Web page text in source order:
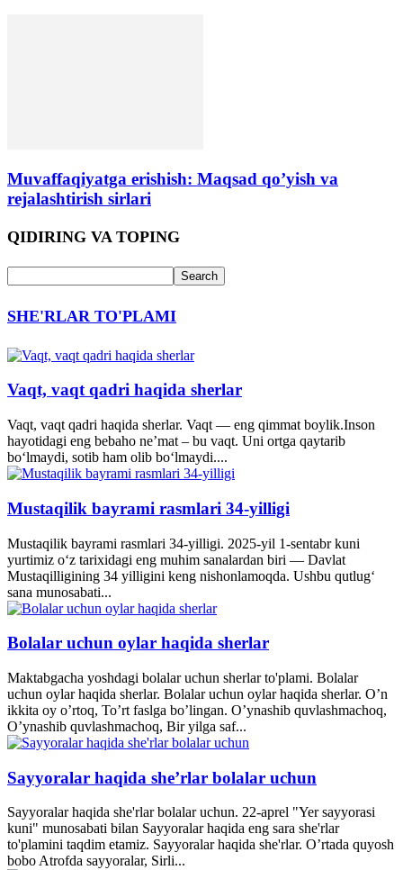
Muvaffaqiyatga erishish: Maqsad qo’yish va
rejalashtirish sirlari
QIDIRING VA TOPING
SHE'RLAR TO'PLAMI
Vaqt, vaqt qadri haqida sherlar
Vaqt, vaqt qadri haqida sherlar. Vaqt — eng qimmat boylik.Inson
hayotidagi eng bebaho ne’mat – bu vaqt. Uni ortga qaytarib
bo‘lmaydi, sotib ham olib bo‘lmaydi....
Mustaqilik bayrami rasmlari 34-yilligi
Mustaqilik bayrami rasmlari 34-yilligi. 2025-yil 1-sentabr kuni
yurtimiz o‘z tarixidagi eng muhim sanalardan biri — Davlat
Mustaqilligining 34 yilligini keng nishonlamoqda. Ushbu qutlug‘
sana munosabati...
Bolalar uchun oylar haqida sherlar
Maktabgacha yoshdagi bolalar uchun sherlar to'plami. Bolalar
uchun oylar haqida sherlar. Bolalar uchun oylar haqida sherlar. O’n
ikkita oy o’rtoq, To’rt faslga bo’lingan. O’ynashib quvlashmachoq,
O’ynashib quvlashmachoq, Bir yilga saf...
Sayyoralar haqida she’rlar bolalar uchun
Sayyoralar haqida she'rlar bolalar uchun. 22-aprel "Yer sayyorasi
kuni" munosabati bilan Sayyoralar haqida eng sara she'rlar
to'plamini taqdim etamiz. Sayyoralar haqida she'rlar. O’rtada quyosh
bobo Atrofda sayyoralar, Sirli...